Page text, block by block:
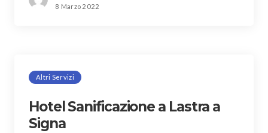
8 Marzo 2022
Altri Servizi
Hotel Sanificazione a Lastra a
Signa